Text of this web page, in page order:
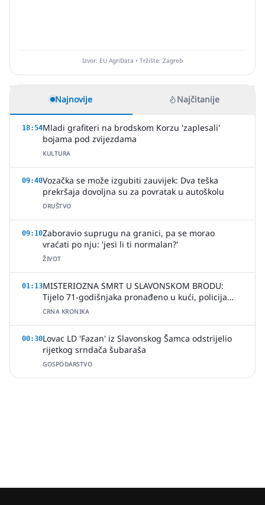
Izvor: EU AgriData • Tržište: Zagreb
Najnovije Najčitanije
18:54Mladi grafiteri na brodskom Korzu 'zaplesali'
bojama pod zvijezdama
KULTURA
09:40Vozačka se može izgubiti zauvijek: Dva teška
prekršaja dovoljna su za povratak u autoškolu
DRUŠTVO
09:10Zaboravio suprugu na granici, pa se morao
vraćati po nju: 'jesi li ti normalan?'
ŽIVOT
01:13MISTERIOZNA SMRT U SLAVONSKOM BRODU:
Tijelo 71-godišnjaka pronađeno u kući, policija
uhitila jednu osobu
CRNA KRONIKA
00:30Lovac LD 'Fazan' iz Slavonskog Šamca odstrijelio
rijetkog srndača šubaraša
GOSPODARSTVO